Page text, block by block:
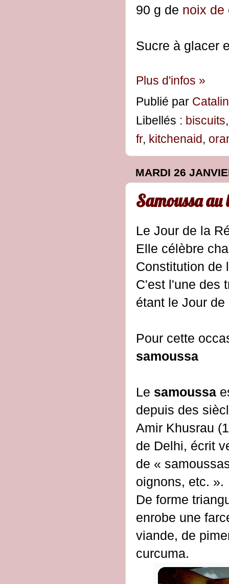
90 g de noix de
Sucre à glacer
Plus d'infos »
Publié par
Libellés : biscuits
fr, kitchenaid,
MARDI 26
Samoussa au
Le Jour de la
Elle célèbre
Constitution de
C'est l'une des
étant le Jour
Pour cette
samoussa
Le samoussa
depuis des
Amir Khusrau
de Delhi, écrit
de «
oignons, etc. ».
De forme
enrobe une
viande, de
curcuma.